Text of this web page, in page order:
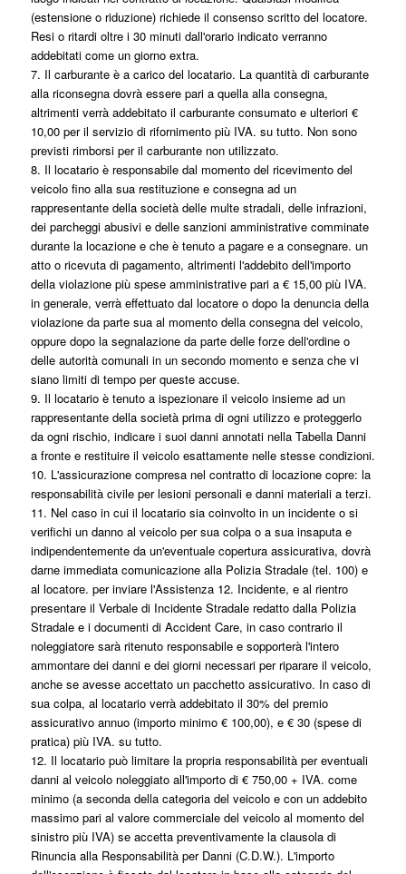
(estensione o riduzione) richiede il consenso scritto del locatore.
Resi o ritardi oltre i 30 minuti dall'orario indicato verranno
addebitati come un giorno extra.
7. Il carburante è a carico del locatario. La quantità di carburante
alla riconsegna dovrà essere pari a quella alla consegna,
altrimenti verrà addebitato il carburante consumato e ulteriori €
10,00 per il servizio di rifornimento più IVA. su tutto. Non sono
previsti rimborsi per il carburante non utilizzato.
8. Il locatario è responsabile dal momento del ricevimento del
veicolo fino alla sua restituzione e consegna ad un
rappresentante della società delle multe stradali, delle infrazioni,
dei parcheggi abusivi e delle sanzioni amministrative comminate
durante la locazione e che è tenuto a pagare e a consegnare. un
atto o ricevuta di pagamento, altrimenti l'addebito dell'importo
della violazione più spese amministrative pari a € 15,00 più IVA.
in generale, verrà effettuato dal locatore o dopo la denuncia della
violazione da parte sua al momento della consegna del veicolo,
oppure dopo la segnalazione da parte delle forze dell'ordine o
delle autorità comunali in un secondo momento e senza che vi
siano limiti di tempo per queste accuse.
9. Il locatario è tenuto a ispezionare il veicolo insieme ad un
rappresentante della società prima di ogni utilizzo e proteggerlo
da ogni rischio, indicare i suoi danni annotati nella Tabella Danni
a fronte e restituire il veicolo esattamente nelle stesse condizioni.
10. L'assicurazione compresa nel contratto di locazione copre: la
responsabilità civile per lesioni personali e danni materiali a terzi.
11. Nel caso in cui il locatario sia coinvolto in un incidente o si
verifichi un danno al veicolo per sua colpa o a sua insaputa e
indipendentemente da un'eventuale copertura assicurativa, dovrà
darne immediata comunicazione alla Polizia Stradale (tel. 100) e
al locatore. per inviare l'Assistenza 12. Incidente, e al rientro
presentare il Verbale di Incidente Stradale redatto dalla Polizia
Stradale e i documenti di Accident Care, in caso contrario il
noleggiatore sarà ritenuto responsabile e sopporterà l'intero
ammontare dei danni e dei giorni necessari per riparare il veicolo,
anche se avesse accettato un pacchetto assicurativo. In caso di
sua colpa, al locatario verrà addebitato il 30% del premio
assicurativo annuo (importo minimo € 100,00), e € 30 (spese di
pratica) più IVA. su tutto.
12. Il locatario può limitare la propria responsabilità per eventuali
danni al veicolo noleggiato all'importo di € 750,00 + IVA. come
minimo (a seconda della categoria del veicolo e con un addebito
massimo pari al valore commerciale del veicolo al momento del
sinistro più IVA) se accetta preventivamente la clausola di
Rinuncia alla Responsabilità per Danni (C.D.W.). L'importo